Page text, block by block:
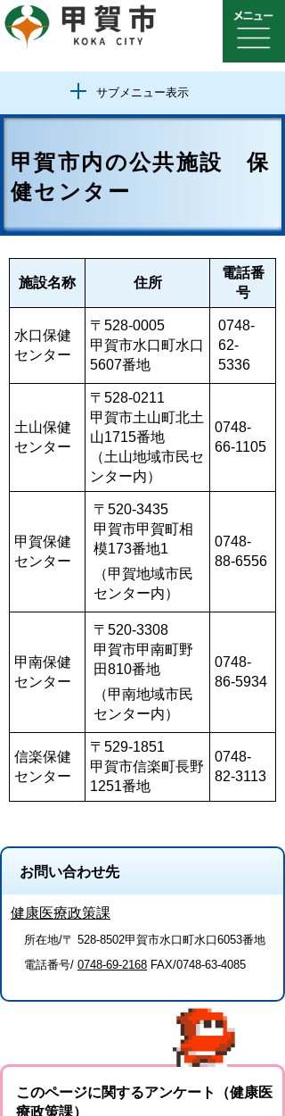
サブメニュー表示
甲賀市内の公共施設 保
健センター
施設名称 住所
電話番
号
水口保健
センター
〒528-0005
甲賀市水口町水口
5607番地
0748-
62-
5336
土山保健
センター
〒528-0211
甲賀市土山町北土
山1715番地
（土山地域市民セ
ンター内）
0748-
66-1105
甲賀保健
センター
〒520-3435
甲賀市甲賀町相
模173番地1
（甲賀地域市民
センター内）
0748-
88-6556
甲南保健
センター
〒520-3308
甲賀市甲南町野
田810番地
（甲南地域市民
センター内）
0748-
86-5934
信楽保健
センター
〒529-1851
甲賀市信楽町長野
1251番地
0748-
82-3113
お問い合わせ先
健康医療政策課
所在地/〒 528-8502甲賀市水口町水口6053番地
電話番号/ 0748-69-2168 FAX/0748-63-4085
このページに関するアンケート（健康医
療政策課）